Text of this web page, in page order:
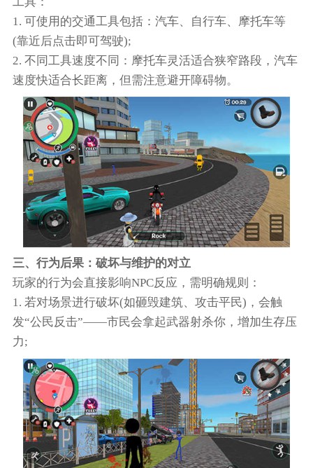
1. 可使用的交通工具包括：汽车、自行车、摩托车等
(靠近后点击即可驾驶);
2. 不同工具速度不同：摩托车灵活适合狭窄路段，汽车
速度快适合长距离，但需注意避开障碍物。
三、行为后果：破坏与维护的对立
玩家的行为会直接影响NPC反应，需明确规则：
1. 若对场景进行破坏(如砸毁建筑、攻击平民)，会触
发“公民反击”——市民会拿起武器射杀你，增加生存压
力;